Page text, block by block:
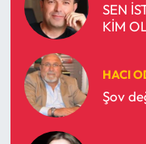
SEN
KİM
HACI
Şov